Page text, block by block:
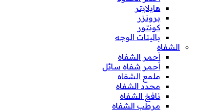
هايلايتر
برونزر
كونتور
باليتات الوجه
الشفاه
أحمر الشفاه
أحمر شفاه سائل
ملمع الشفاه
محدد الشفاه
نافخ الشفاه
مرطب الشفاه